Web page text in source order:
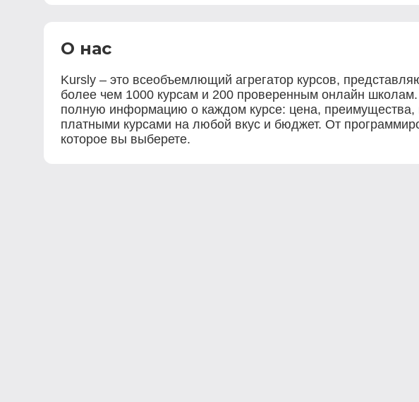
О нас
Kursly – это всеобъемлющий агрегатор курсов,
более чем 1000 курсам и 200 проверенным онлайн
полную информацию о каждом курсе: цена, преимущества,
платными курсами на любой вкус и бюджет. От
которое вы выберете.